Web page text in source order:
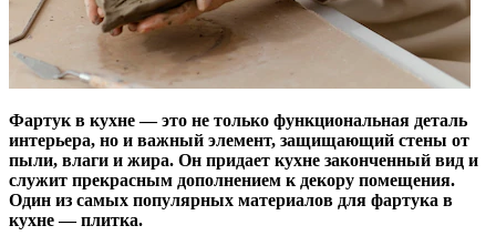
Фартук в кухне — это не только функциональная деталь
интерьера, но и важный элемент, защищающий стены от
пыли, влаги и жира. Он придает кухне законченный вид и
служит прекрасным дополнением к декору помещения.
Один из самых популярных материалов для фартука в
кухне — плитка.